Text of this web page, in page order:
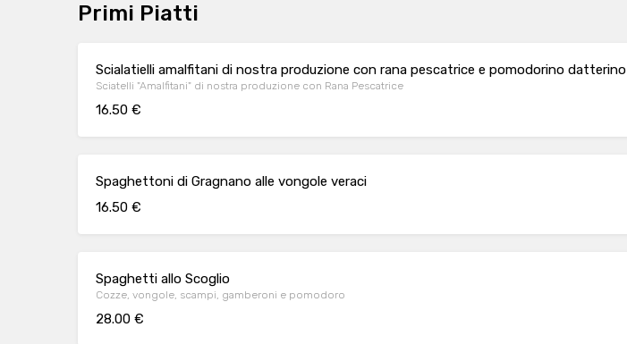
Primi Piatti
Scialatielli amalfitani di nostra produzione con rana pescatrice e pomodorino datterino
Sciatelli "Amalfitani" di nostra produzione con Rana Pescatrice
16.50 €
Spaghettoni di Gragnano alle vongole veraci
16.50 €
Spaghetti allo Scoglio
Cozze, vongole, scampi, gamberoni e pomodoro
28.00 €